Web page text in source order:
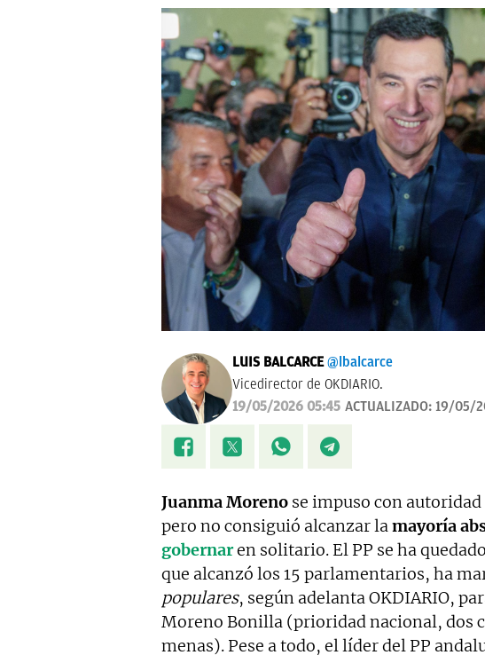
LUIS BALCARCE @lbalcarce
Vicedirector de OKDIARIO.
19/05/2026 05:45 ACTUALIZADO: 19/05/
Juanma Moreno se impuso con autoridad
pero no consiguió alcanzar lamayoría
gobernaren solitario. El PP se ha
que alcanzó los 15 parlamentarios, ha
populares, según adelanta OKDIARIO,
Moreno Bonilla (prioridad nacional, dos
menas). Pese a todo, el líder del PP